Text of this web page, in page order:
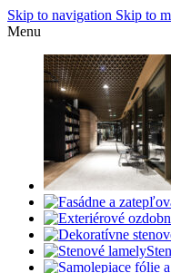
Skip to navigation Skip to
Menu